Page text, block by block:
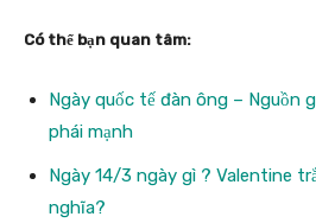
Có thể bạn quan tâm:
Ngày quốc tế đàn ông – Nguồn
phái mạnh
Ngày 14/3 ngày gì ? Valentine
nghĩa?